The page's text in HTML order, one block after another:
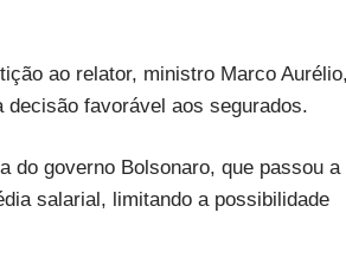
ao relator, ministro Marco
favorável aos segurados.
do governo Bolsonaro, que passou a
salarial, limitando a possibilidade